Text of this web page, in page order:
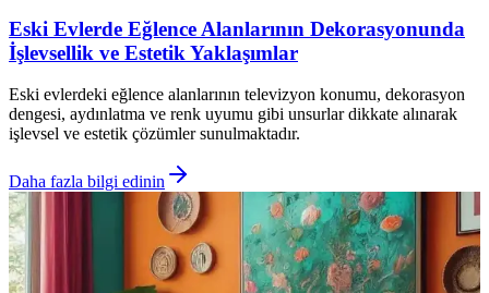
Eski Evlerde Eğlence Alanlarının Dekorasyonunda
İşlevsellik ve Estetik Yaklaşımlar
Eski evlerdeki eğlence alanlarının televizyon konumu, dekorasyon
dengesi, aydınlatma ve renk uyumu gibi unsurlar dikkate alınarak
işlevsel ve estetik çözümler sunulmaktadır.
Daha fazla bilgi edinin